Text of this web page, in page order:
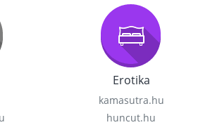
Erotika
kamasutra.hu
huncut.hu